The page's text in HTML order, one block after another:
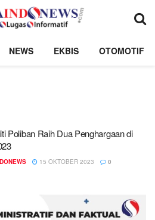
NEWS EKBIS OTOMOTIF
Poliban Raih Dua Penghargaan di
15 OKTOBER 2023 0